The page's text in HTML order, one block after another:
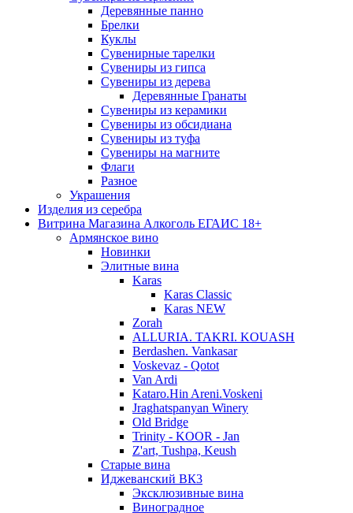
Деревянные панно
Брелки
Куклы
Сувенирные тарелки
Сувениры из гипса
Сувениры из дерева
Деревянные Гранаты
Сувениры из керамики
Сувениры из обсидиана
Сувениры из туфа
Сувениры на магните
Флаги
Разное
Украшения
Изделия из серебра
Витрина Магазина Алкоголь ЕГАИС 18+
Армянское вино
Новинки
Элитные вина
Karas
Karas Classic
Karas NEW
Zorah
ALLURIA. TAKRI. KOUASH
Berdashen. Vankasar
Voskevaz - Qotot
Van Ardi
Kataro.Hin Areni.Voskeni
Jraghatspanyan Winery
Old Bridge
Trinity - KOOR - Jan
Z'art, Tushpa, Keush
Старые вина
Иджеванский ВК3
Эксклюзивные вина
Виноградное